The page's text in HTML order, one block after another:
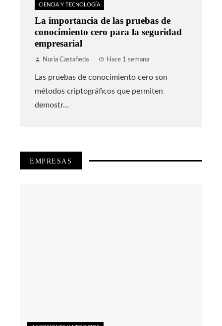
CIENCIA Y TECNOLOGÍA
La importancia de las pruebas de
conocimiento cero para la seguridad
empresarial
Nuria Castañeda Hace 1 semana
Las pruebas de conocimiento cero son
métodos criptográficos que permiten
demostr...
EMPRESAS